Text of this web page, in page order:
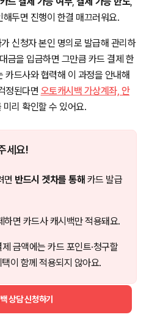
해두면 진행이 한결 매끄러워요.
신청자 본인 명의로 발급해 관리하
금을 입금하면 그만큼 카드 결제 한
카드사와 협력해 이 과정을 안내해
정된다면 오토캐시백 가상계좌, 안
미리 확인할 수 있어요.
세요!
면 반드시 겟차를 통해 카드 발급
하면 카드사 캐시백만 적용돼요.
금액에는 카드 포인트·청구할
이 함께 적용되지 않아요.
상담 신청하기